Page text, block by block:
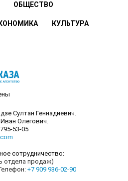
ОБЩЕСТВО
КУЛЬТУРА
Султан Геннадиевич.
Олегович.
53-05
сотрудничество:
отдела продаж)
+7 909 936-02-90